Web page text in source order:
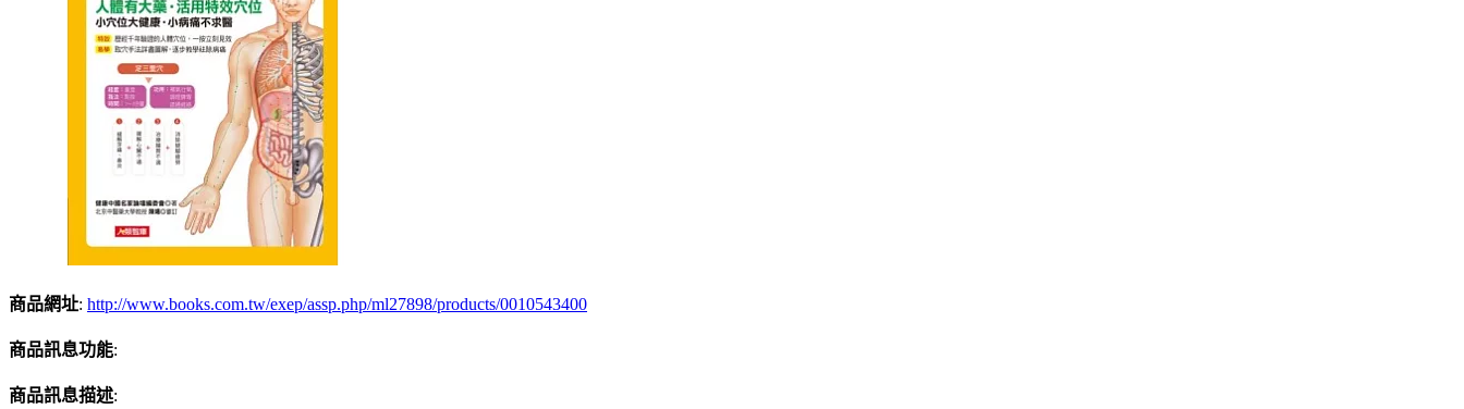
商品網址: http://www.books.com.tw/exep/assp.php/ml27898/products/0010543400
商品訊息功能:
商品訊息描述: